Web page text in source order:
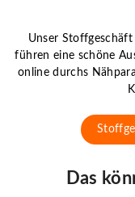
Unser
führen eine schöne
online durchs
Das